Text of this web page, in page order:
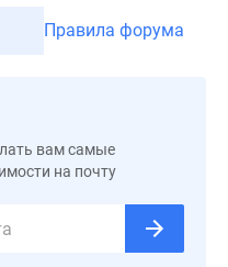
Правила форума
вам самые
на почту